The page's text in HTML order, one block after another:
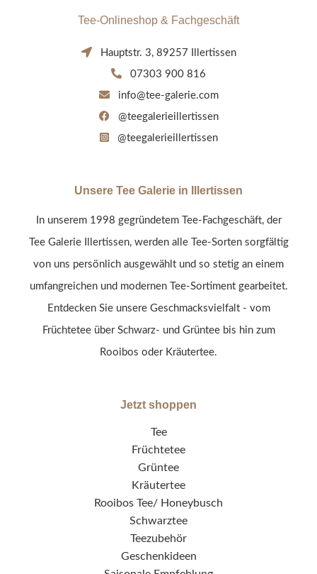
Tee-Onlineshop & Fachgeschäft
Hauptstr. 3, 89257 Illertissen
07303 900 816
info@tee-galerie.com
@teegalerieillertissen
@teegalerieillertissen
Unsere Tee Galerie in Illertissen
In unserem 1998 gegründetem Tee-Fachgeschäft, der
Tee Galerie Illertissen, werden alle Tee-Sorten sorgfältig
von uns persönlich ausgewählt und so stetig an einem
umfangreichen und modernen Tee-Sortiment gearbeitet.
Entdecken Sie unsere Geschmacksvielfalt - vom
Früchtetee über Schwarz- und Grüntee bis hin zum
Rooibos oder Kräutertee.
Jetzt shoppen
Tee
Früchtetee
Grüntee
Kräutertee
Rooibos Tee/ Honeybusch
Schwarztee
Teezubehör
Geschenkideen